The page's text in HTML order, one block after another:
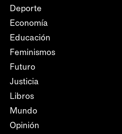
Deporte
Economía
Educación
Feminismos
Futuro
Justicia
Libros
Mundo
Opinión